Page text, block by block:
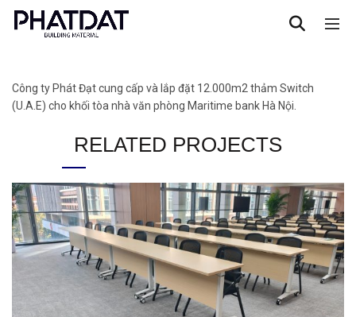
Công ty Phát Đạt cung cấp và lắp đặt 12.000m2 thảm Switch
(U.A.E) cho khối tòa nhà văn phòng Maritime bank Hà Nội.
RELATED PROJECTS